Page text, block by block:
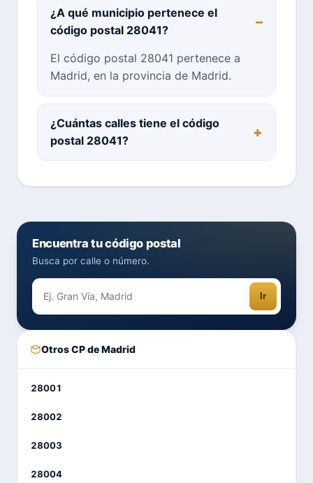
¿A qué municipio pertenece el
código postal 28041?
El código postal 28041 pertenece a
Madrid, en la provincia de Madrid.
¿Cuántas calles tiene el código
postal 28041?
Encuentra tu código postal
Busca por calle o número.
Ir
Otros CP de Madrid
28001
28002
28003
28004